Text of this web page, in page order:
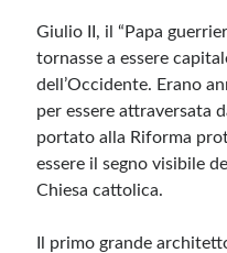
Giulio II, il “Papa
tornasse a essere
dell’Occidente. Erano
per essere attraversata
portato alla Riforma
essere il segno visibile
Chiesa cattolica.
Il primo grande